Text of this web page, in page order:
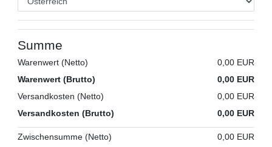
Summe
Warenwert (Netto)
0,00 EUR
Warenwert (Brutto)
0,00 EUR
Versandkosten (Netto)
0,00 EUR
Versandkosten (Brutto)
0,00 EUR
Zwischensumme (Netto) 0,00 EUR